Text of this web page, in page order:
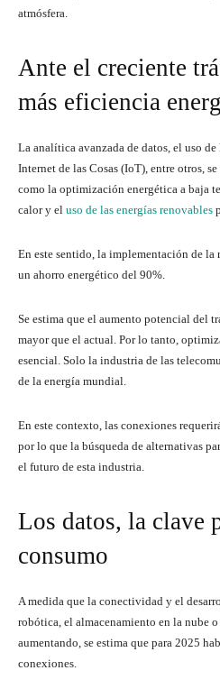
atmósfera.
Ante el creciente
más eficiencia
La analítica avanzada de datos, el uso
Internet de las Cosas (IoT), entre otros,
como la optimización energética a baja
calor y el uso de las energías renovables
En este sentido, la implementación de la
un ahorro energético del 90%.
Se estima que el aumento potencial del
mayor que el actual. Por lo tanto,
esencial. Solo la industria de las
de la energía mundial.
En este contexto, las conexiones
por lo que la búsqueda de alternativas
el futuro de esta industria.
Los datos, la clave
consumo
A medida que la conectividad y el
robótica, el almacenamiento en la nube
aumentando, se estima que para 2025
conexiones.